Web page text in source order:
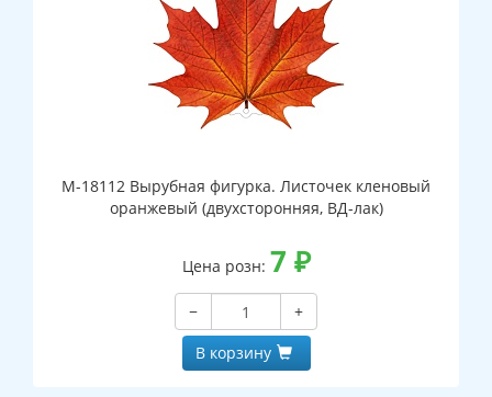
М-18112 Вырубная фигурка. Листочек кленовый
оранжевый (двухсторонняя, ВД-лак)
Цена розн: 7 ₽
−
+
В корзину